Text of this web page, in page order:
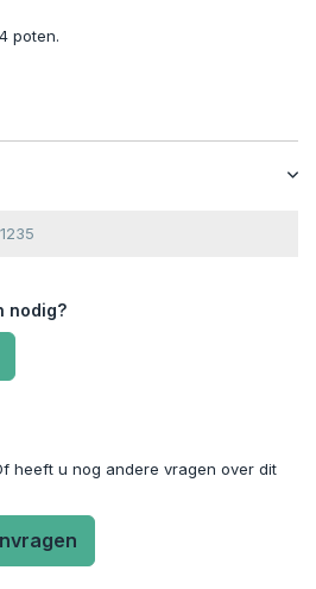
poten.
nodig?
heeft u nog andere vragen over dit